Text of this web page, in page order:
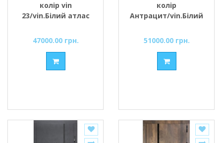
колір vin
23/vin.Білий атлас
47000.00 грн.
колір
Антрацит/vin.Білий
1200
51000.00 грн.